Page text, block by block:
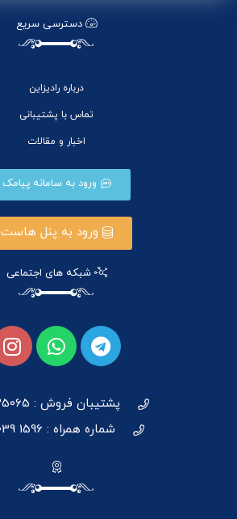
دسترسی سریع
درباره رادیزاین
تماس با پشتیبانی
اخبار و مقالات
ورود به سامانه پیامک
ورود به پنل هاست
شبکه های اجتماعی
پشتیبان فروش : 02191325065
شماره همراه : 1596 039 0930